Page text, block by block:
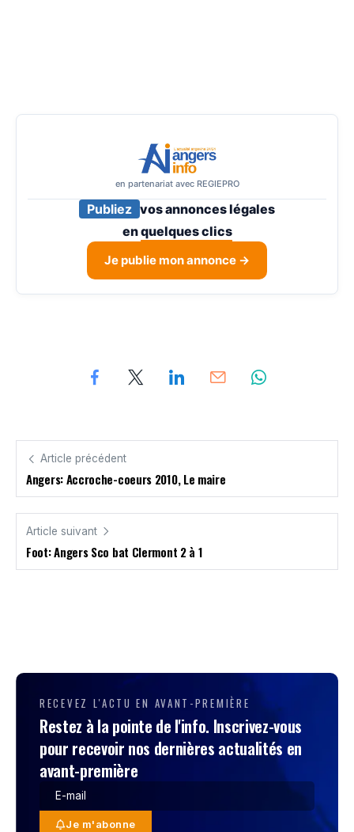
en partenariat avec REGIEPRO
Publiez vos annonces légales
enquelques clics
Je publie mon annonce →
Article précédent
Angers: Accroche-coeurs 2010, Le maire
Article suivant
Foot: Angers Sco bat Clermont 2 à 1
RECEVEZ L'ACTU EN AVANT-PREMIÈRE
Restez à la pointe de l'info. Inscrivez-vous
pour recevoir nos dernières actualités en
avant-première
Je m'abonne